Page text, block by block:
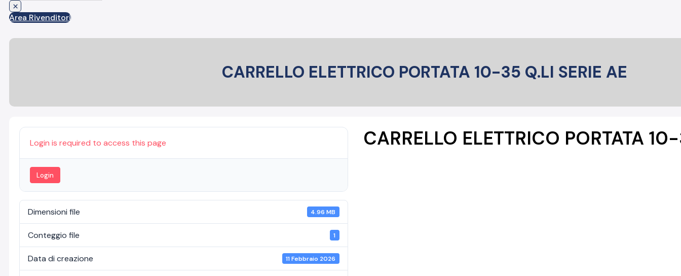
×
Area Rivenditori
CARRELLO ELETTRICO PORTATA 10-35 Q.LI SERIE AE
Login is required to access this page
Login
Dimensioni file 4.96 MB
Conteggio file 1
Data di creazione 11 Febbraio 2026
CARRELLO ELETTRICO PORTATA